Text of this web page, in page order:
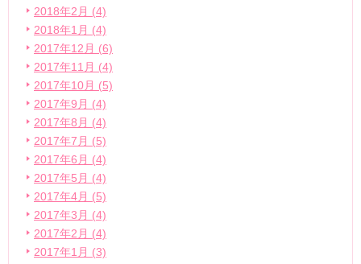
2018年2月 (4)
2018年1月 (4)
2017年12月 (6)
2017年11月 (4)
2017年10月 (5)
2017年9月 (4)
2017年8月 (4)
2017年7月 (5)
2017年6月 (4)
2017年5月 (4)
2017年4月 (5)
2017年3月 (4)
2017年2月 (4)
2017年1月 (3)